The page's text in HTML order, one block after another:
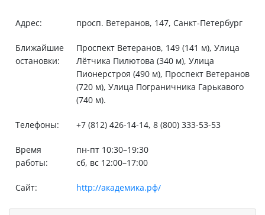
Адрес: просп. Ветеранов, 147, Санкт-Петербург
Ближайшие
остановки:
Проспект Ветеранов, 149 (141 м), Улица
Лётчика Пилютова (340 м), Улица
Пионерстроя (490 м), Проспект Ветеранов
(720 м), Улица Пограничника Гарькавого
(740 м).
Телефоны: +7 (812) 426-14-14, 8 (800) 333-53-53
Время
работы:
пн-пт 10:30–19:30
сб, вс 12:00–17:00
Сайт: http://академика.рф/